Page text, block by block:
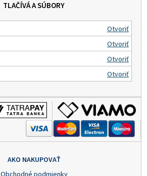
TLAČÍVÁ A SÚBORY
Otvoriť
Otvoriť
Otvoriť
Otvoriť
AKO NAKUPOVAŤ
Obchodné podmienky